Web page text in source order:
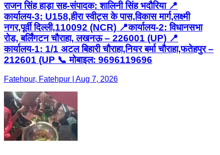
राजन सिंह हाड़ा सह-संपादक: शालिनी सिंह भदौरिया 📍
कार्यालय-3: U158,हीरा स्वीट्स के पास,विकास मार्ग,लक्ष्मी
नगर,पूर्वी दिल्ली,110092 (NCR) 📍कार्यालय-2: विधानसभा
रोड, बर्लिंगटन चौराहा, लखनऊ – 226001 (UP) 📍
कार्यालय-1: 1/1 अटल बिहारी चौराहा,नियर बर्मा चौराहा,फतेहपुर –
212601 (UP 📞 मोबाइल: 9696119696
Fatehpur, Fatehpur | Aug 7, 2026